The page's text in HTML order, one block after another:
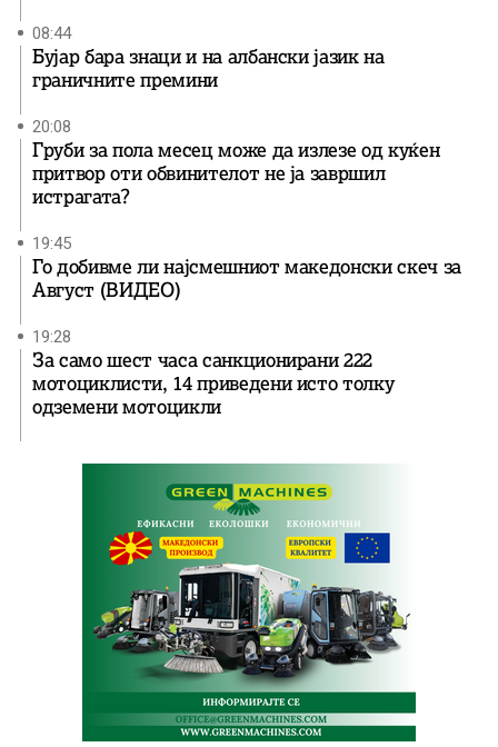
08:44
Бујар бара знаци и на албански јазик на
граничните премини
20:08
Груби за пола месец може да излезе од куќен
притвор оти обвинителот не ја завршил
истрагата?
19:45
Го добивме ли најсмешниот македонски скеч за
Август (ВИДЕО)
19:28
За само шест часа санкционирани 222
мотоциклисти, 14 приведени исто толку
одземени мотоцикли